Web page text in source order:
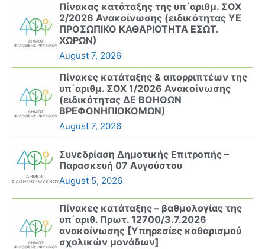
Πίνακας κατάταξης της υπ΄αριθμ. ΣΟΧ
2/2026 Ανακοίνωσης (ειδικότητας ΥΕ
ΠΡΟΣΩΠΙΚΟ ΚΑΘΑΡΙΟΤΗΤΑ ΕΣΩΤ.
ΧΩΡΩΝ)
August 7, 2026
Πίνακες κατάταξης & απορριπτέων της
υπ΄αριθμ. ΣΟΧ 1/2026 Ανακοίνωσης
(ειδικότητας ΔΕ ΒΟΗΘΩΝ
ΒΡΕΦΟΝΗΠΙΟΚΟΜΩΝ)
August 7, 2026
Συνεδρίαση Δημοτικής Επιτροπής –
Παρασκευή 07 Αυγούστου
August 5, 2026
Πίνακες κατάταξης – βαθμολογίας της
υπ΄αριθ. Πρωτ. 12700/3.7.2026
ανακοίνωσης [Υπηρεσίες καθαρισμού
σχολικών μονάδων]